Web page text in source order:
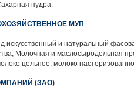
пудра.
МУП
искусственный и натуральный
Молочная и маслосыродельная
цельное, молоко
(ЗАО)